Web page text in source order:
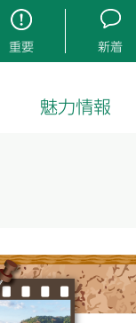
重要 新着
魅力情報